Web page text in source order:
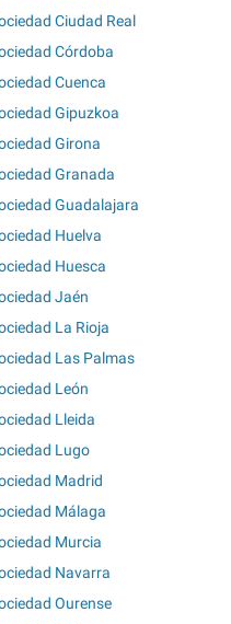
Ciudad Real
Córdoba
Cuenca
Gipuzkoa
Girona
Granada
Guadalajara
Huelva
Huesca
Jaén
La Rioja
Las Palmas
León
Lleida
Lugo
Madrid
Málaga
Murcia
Navarra
Ourense